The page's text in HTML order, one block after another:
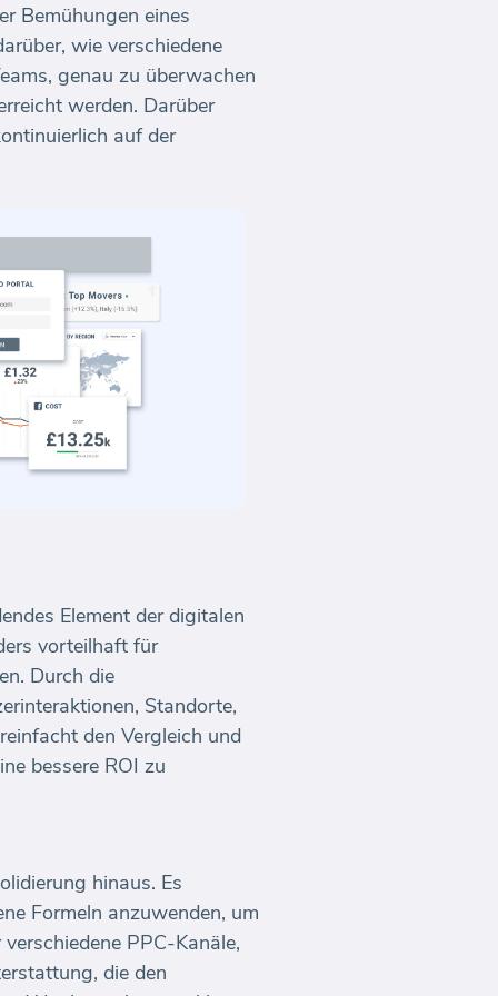
Bemühungen eines
wie verschiedene
genau zu überwachen
werden. Darüber
auf der
Element der digitalen
vorteilhaft für
Durch die
Standorte,
den Vergleich und
bessere ROI zu
hinaus. Es
Formeln anzuwenden, um
PPC-Kanäle,
die den